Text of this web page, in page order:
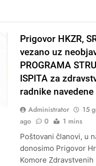
Prigovor HKZR,
vezano uz
PROGRAMA
ISPITA za
radnike
Administrator
15
ago
0 1 mins
Poštovani članovi, u
donosimo Prigovor
Komore Zdravstvenih